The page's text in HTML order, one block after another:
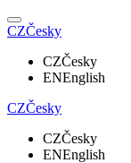
CZČesky
CZČesky
ENEnglish
CZČesky
CZČesky
ENEnglish